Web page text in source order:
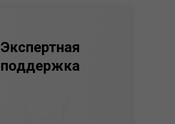
Экспертная
поддержка